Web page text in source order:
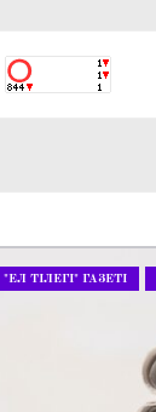
"ЕЛ ТІЛЕГІ" ГАЗЕТІ